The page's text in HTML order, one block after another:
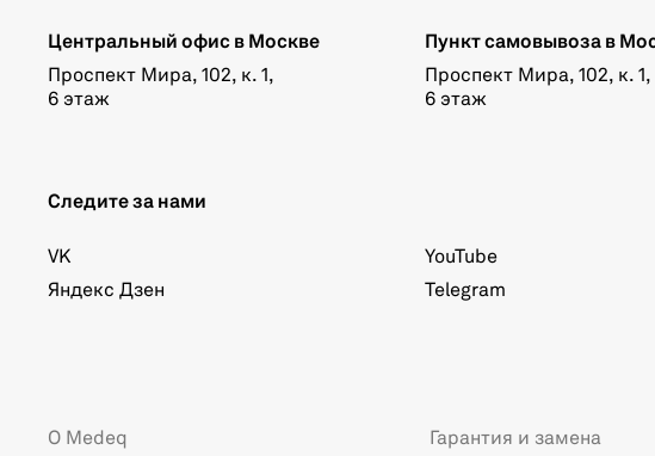
Центральный офис в Москве
Проспект Мира, 102, к. 1,
6 этаж
Пункт самовывоза в
Проспект Мира, 102, к. 1,
6 этаж
Следите за нами
VK
Яндекс Дзен
YouTube
Telegram
О Medeq
Гарантия и замена